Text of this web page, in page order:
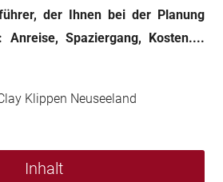
der Ihnen bei der Planung
Spaziergang, Kosten....
Inhalt